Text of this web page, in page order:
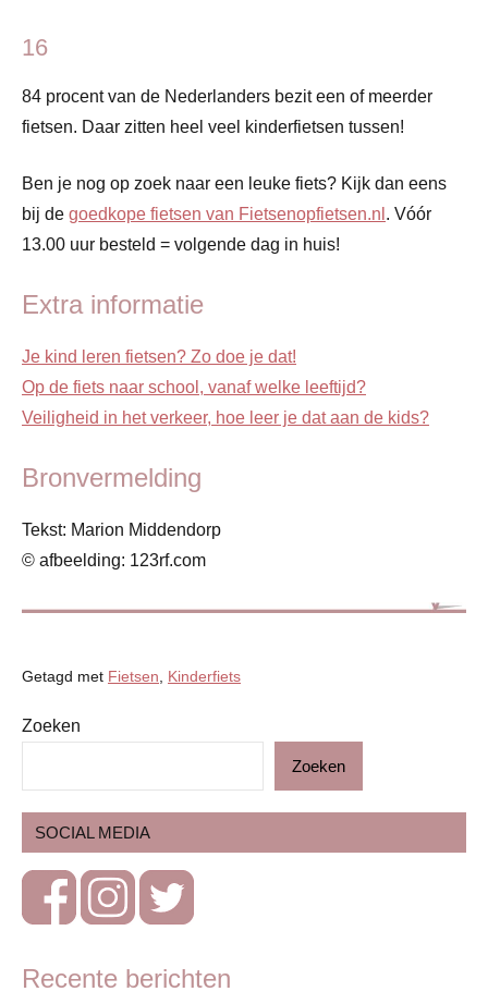
16
84 procent van de Nederlanders bezit een of meerder
fietsen. Daar zitten heel veel kinderfietsen tussen!
Ben je nog op zoek naar een leuke fiets? Kijk dan eens
bij de goedkope fietsen van Fietsenopfietsen.nl . Vóór
13.00 uur besteld = volgende dag in huis!
Extra informatie
Je kind leren fietsen? Zo doe je dat!
Op de fiets naar school, vanaf welke leeftijd?
Veiligheid in het verkeer, hoe leer je dat aan de kids?
Bronvermelding
Tekst: Marion Middendorp
© afbeelding: 123rf.com
Getagd met Fietsen Kinderfiets
ADV
Reizen
Zoeken
Zoeken
SOCIAL MEDIA
Recente berichten